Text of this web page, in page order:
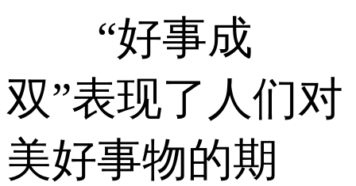
“好事成
双”表现了人们对
美好事物的期